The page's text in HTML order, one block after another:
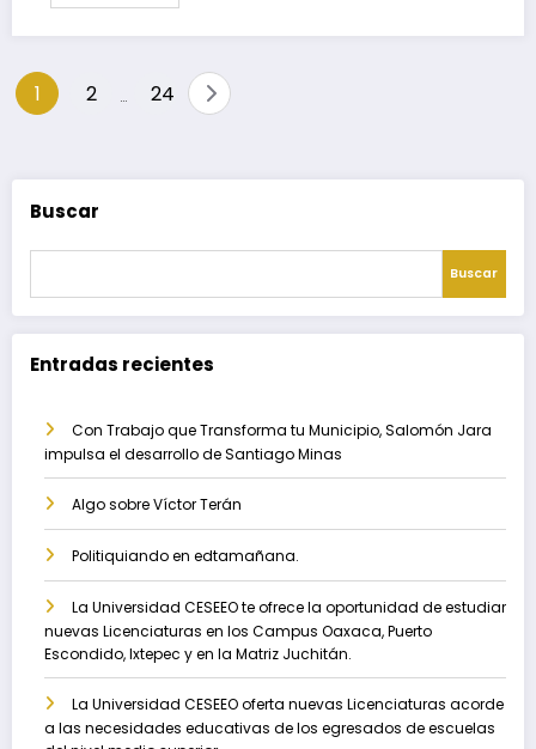
Paginación
1 2 24
Buscar
Buscar
Entradas recientes
Con Trabajo que Transforma tu Municipio, Salomón Jara
impulsa el desarrollo de Santiago Minas
Algo sobre Víctor Terán
Politiquiando en edtamañana.
La Universidad CESEEO te ofrece la oportunidad de estudiar
nuevas Licenciaturas en los Campus Oaxaca, Puerto
Escondido, Ixtepec y en la Matriz Juchitán.
La Universidad CESEEO oferta nuevas Licenciaturas acorde
a las necesidades educativas de los egresados de escuelas